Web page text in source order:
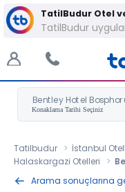
TatilBudur Otel
TatilBudur
Bentley Hotel
Tatilbudur İstanbul
Halaskargazi Otelleri
Arama sonuçlarına